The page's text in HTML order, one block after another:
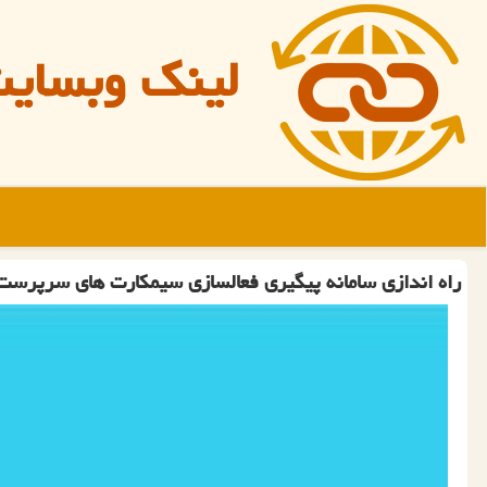
لینک
راه اندازی سامانه پیگیری فعالسازی سیمكارت های